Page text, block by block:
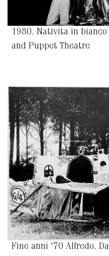
1980, Nativita in bianco
and Puppet Theatre
Fine anni '70 Alfredo,